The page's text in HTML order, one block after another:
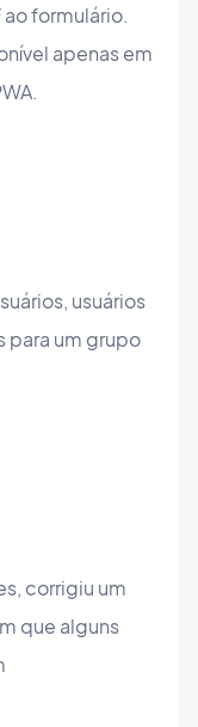
formulário.
apenas em
usuários
para um grupo
corrigiu um
que alguns